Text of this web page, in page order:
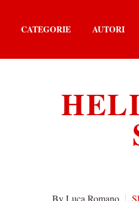
CATEGORIE AUTORI
By Luca Romano